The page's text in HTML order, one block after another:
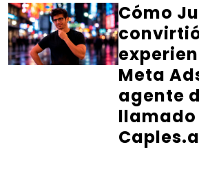
Cómo
Meta
agente
llamado